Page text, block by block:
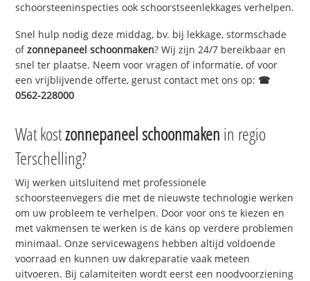
schoorsteeninspecties ook schoorstseenlekkages verhelpen.
Snel hulp nodig deze middag, bv. bij lekkage, stormschade
ofzonnepaneel schoonmaken? Wij zijn 24/7 bereikbaar en
snel ter plaatse. Neem voor vragen of informatie, of voor
een vrijblijvende offerte, gerust contact met ons op: ☎
0562-228000
Wat kostzonnepaneel schoonmaken in regio
Terschelling?
Wij werken uitsluitend met professionele
schoorsteenvegers die met de nieuwste technologie werken
om uw probleem te verhelpen. Door voor ons te kiezen en
met vakmensen te werken is de kans op verdere problemen
minimaal. Onze servicewagens hebben altijd voldoende
voorraad en kunnen uw dakreparatie vaak meteen
uitvoeren. Bij calamiteiten wordt eerst een noodvoorziening